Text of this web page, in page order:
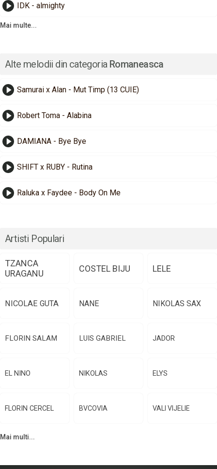
IDK - almighty
Mai multe...
Alte melodii din categoria Romaneasca
Samurai x Alan - Mut Timp (13 CUIE)
Robert Toma - Alabina
DAMIANA - Bye Bye
SHIFT x RUBY - Rutina
Raluka x Faydee - Body On Me
Artisti Populari
TZANCA
URAGANU
COSTEL BIJU LELE
NICOLAE GUTA NANE NIKOLAS SAX
FLORIN SALAM LUIS GABRIEL JADOR
EL NINO NIKOLAS ELYS
FLORIN CERCEL BVCOVIA VALI VIJELIE
Mai multi...